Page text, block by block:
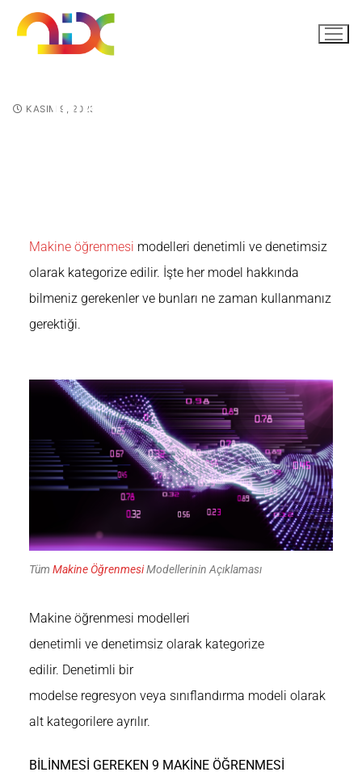
KASIM 9, 2023
Tüm Makine Öğrenmesi
Makine öğrenmesi modelleri denetimli ve denetimsiz
olarak kategorize edilir. İşte her model hakkında
bilmeniz gerekenler ve bunları ne zaman kullanmanız
gerektiği.
Tüm Makine ÖğrenmesiModellerinin Açıklaması
Makine öğrenmesi modelleri
denetimli ve denetimsiz olarak kategorize
edilir. Denetimli bir
modelse regresyon veya sınıflandırma modeli olarak
alt kategorilere ayrılır.
BİLİNMESİ GEREKEN 9 MAKİNE ÖĞRENMESİ